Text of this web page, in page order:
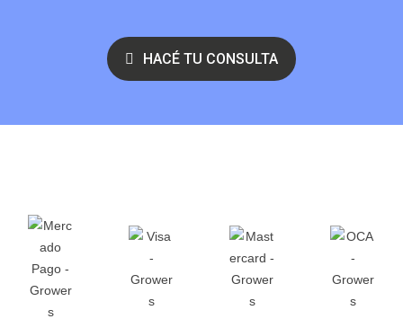
HACÉ TU CONSULTA